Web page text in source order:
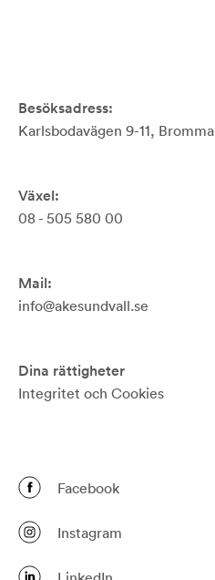
Besöksadress:
Karlsbodavägen 9-11, Bromma
Växel:
08 - 505 580 00
Mail:
info@akesundvall.se
Dina rättigheter
Integritet och Cookies
Facebook
Instagram